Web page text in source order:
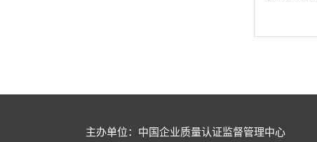
主办单位：中国企业质量认证监督管理中心